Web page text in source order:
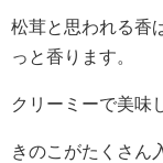
松茸と思われる香
っと香ります。
クリーミーで美味
きのこがたくさん